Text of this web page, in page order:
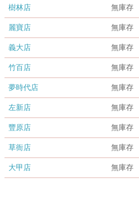
樹林店 無庫存
麗寶店 無庫存
義大店 無庫存
竹百店 無庫存
夢時代店 無庫存
左新店 無庫存
豐原店 無庫存
草衙店 無庫存
大甲店 無庫存